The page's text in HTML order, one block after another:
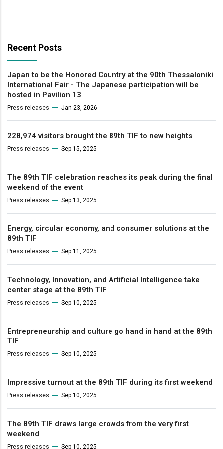
Recent Posts
Japan to be the Honored Country at the 90th Thessaloniki
International Fair - The Japanese participation will be
hosted in Pavilion 13
Press releases Jan 23, 2026
228,974 visitors brought the 89th TIF to new heights
Press releases Sep 15, 2025
The 89th TIF celebration reaches its peak during the final
weekend of the event
Press releases Sep 13, 2025
Energy, circular economy, and consumer solutions at the
89th TIF
Press releases Sep 11, 2025
Technology, Innovation, and Artificial Intelligence take
center stage at the 89th TIF
Press releases Sep 10, 2025
Entrepreneurship and culture go hand in hand at the 89th
TIF
Press releases Sep 10, 2025
Impressive turnout at the 89th TIF during its first weekend
Press releases Sep 10, 2025
The 89th TIF draws large crowds from the very first
weekend
Press releases Sep 10, 2025